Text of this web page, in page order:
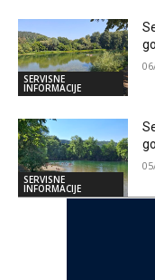
SERVISNE
INFORMACIJE
SERVISNE
INFORMACIJE